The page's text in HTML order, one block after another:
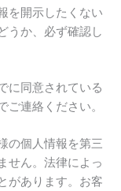
を開示したくない
うか、必ず確認し
に同意されている
連絡ください。
の個人情報を第三
せん。法律によっ
があります。お客